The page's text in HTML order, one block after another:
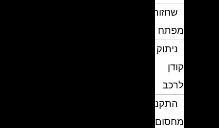
שחזור
מפתח
ניתוק
לרכב
התקנת
מחסום